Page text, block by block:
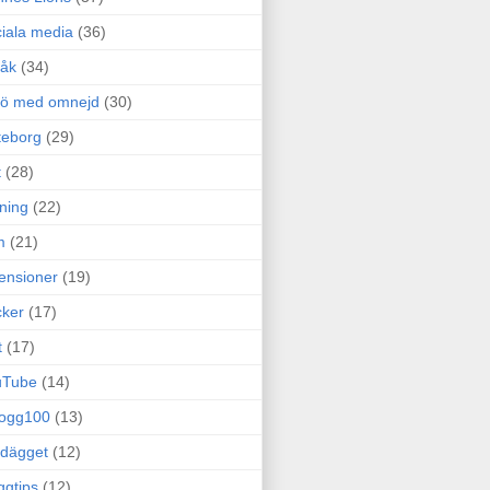
media (36)
(34)
med omnejd (30)
(29)
(28)
(22)
(21)
(19)
(17)
(17)
(14)
(13)
(12)